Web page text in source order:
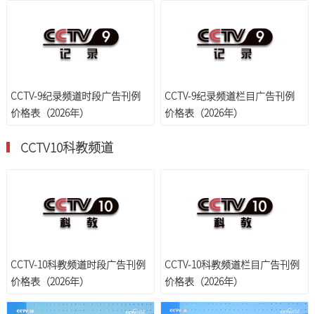
CCTV-9纪录频道时段广告刊例
价格表（2026年）
CCTV-9纪录频道栏目广告刊例
价格表（2026年）
CCTV10科教频道
CCTV-10科教频道时段广告刊例
价格表（2026年）
CCTV-10科教频道栏目广告刊例
价格表（2026年）